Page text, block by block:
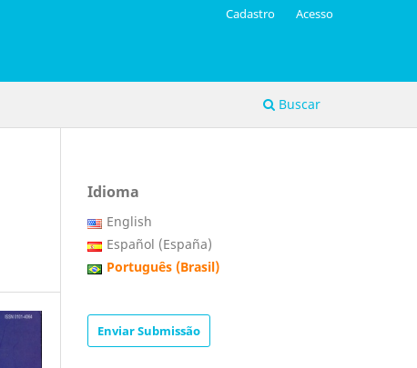
Buscar
Cadastro Acesso
Idioma
English
Español (España)
Português (Brasil)
Enviar Submissão